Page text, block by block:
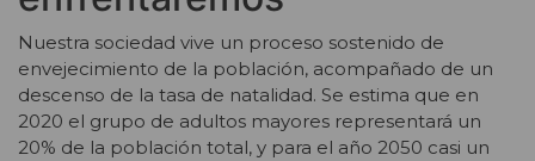
Nuestra sociedad vive un proceso sostenido de
envejecimiento de la población, acompañado de un
descenso de la tasa de natalidad. Se estima que en
2020 el grupo de adultos mayores representará un
20% de la población total, y para el año 2050 casi un